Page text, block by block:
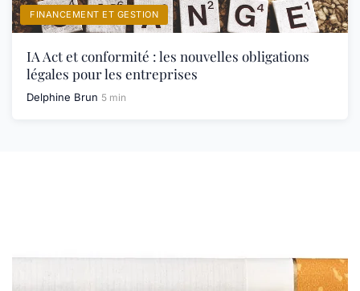
FINANCEMENT ET GESTION
IA Act et conformité : les nouvelles obligations
légales pour les entreprises
Delphine Brun 5 min